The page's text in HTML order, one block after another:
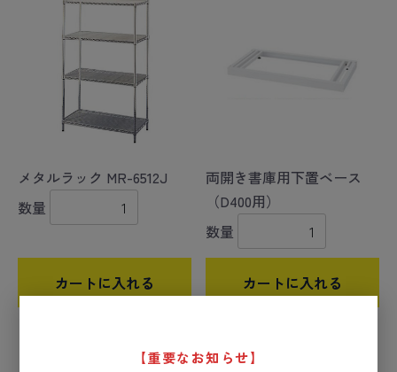
【重要なお知らせ】
メタルラック MR-6512J
数量
カートに入れる
両開き書庫用下置ベース
（D400用）
数量
カートに入れる